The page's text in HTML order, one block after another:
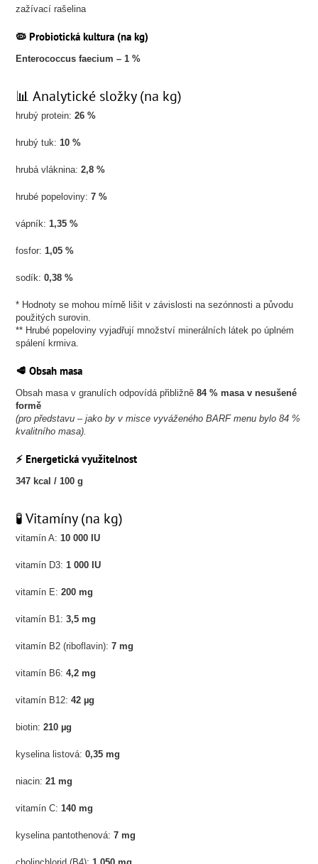
zažívací rašelina
🦠 Probiotická kultura (na kg)
Enterococcus faecium – 1 %
📊 Analytické složky (na kg)
hrubý protein:26 %
hrubý tuk:10 %
hrubá vláknina:2,8 %
hrubé popeloviny:7 %
vápník:1,35 %
fosfor:1,05 %
sodík:0,38 %
* Hodnoty se mohou mírně lišit v závislosti na sezónnosti a původu
použitých surovin.
** Hrubé popeloviny vyjadřují množství minerálních látek po úplném
spálení krmiva.
🥩 Obsah masa
Obsah masa v granulích odpovídá přibližně84 % masa v nesušené
formě
(pro představu – jako by v misce vyváženého BARF menu bylo 84 %
kvalitního masa).
⚡ Energetická využitelnost
347 kcal / 100 g
🧪 Vitamíny (na kg)
vitamín A:10 000 IU
vitamín D3:1 000 IU
vitamín E:200 mg
vitamín B1:3,5 mg
vitamín B2 (riboflavin):7 mg
vitamín B6:4,2 mg
vitamín B12:42 µg
biotin:210 µg
kyselina listová:0,35 mg
niacin:21 mg
vitamín C:140 mg
kyselina pantothenová:7 mg